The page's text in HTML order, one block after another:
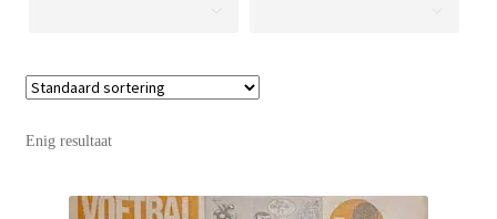
Enig resultaat